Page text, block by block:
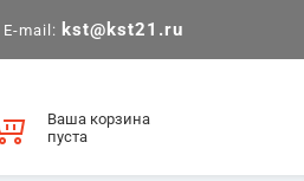
E-mail: kst@kst21.ru
Ваша корзина
пуста